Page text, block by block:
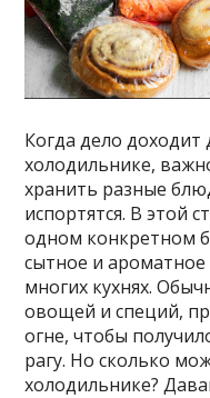
Когда дело доходит
холодильнике,
хранить разные
испортятся. В этой
одном конкретном
сытное и
многих кухнях.
овощей и специй,
огне, чтобы
рагу. Но сколько
холодильнике?